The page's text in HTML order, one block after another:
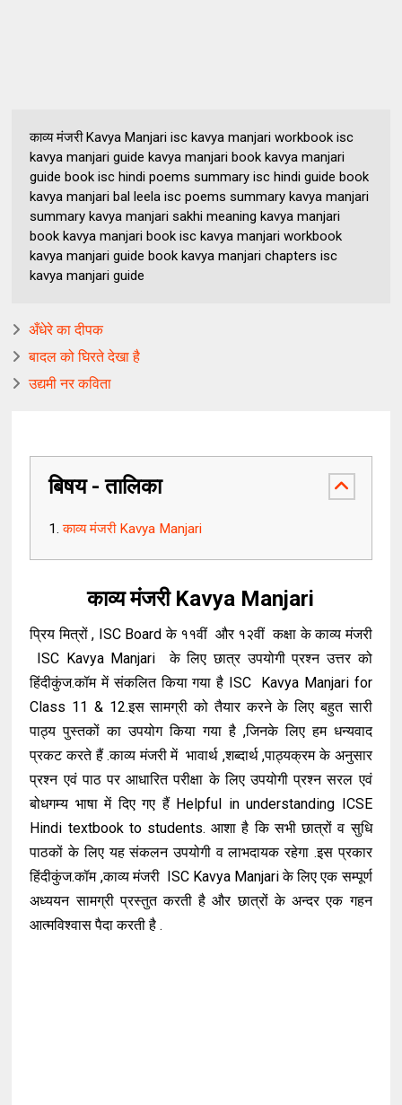
काव्य मंजरी Kavya Manjari isc kavya manjari workbook isc
kavya manjari guide kavya manjari book kavya manjari
guide book isc hindi poems summary isc hindi guide book
kavya manjari bal leela isc poems summary kavya manjari
summary kavya manjari sakhi meaning kavya manjari
book kavya manjari book isc kavya manjari workbook
kavya manjari guide book kavya manjari chapters isc
kavya manjari guide
अँधेरे का दीपक
बादल को घिरते देखा है
उद्यमी नर कविता
बिषय - तालिका
काव्य मंजरी Kavya Manjari
काव्य मंजरी Kavya Manjari
प्रिय मित्रों , ISC Board के ११वीं और १२वीं कक्षा के काव्य मंजरी
ISC Kavya Manjari के लिए छात्र उपयोगी प्रश्न उत्तर को
हिंदीकुंज.कॉम में संकलित किया गया है ISC Kavya Manjari for
Class 11 & 12.इस सामग्री को तैयार करने के लिए बहुत सारी
पाठ्य पुस्तकों का उपयोग किया गया है ,जिनके लिए हम धन्यवाद
प्रकट करते हैं .काव्य मंजरी में भावार्थ ,शब्दार्थ ,पाठ्यक्रम के अनुसार
प्रश्न एवं पाठ पर आधारित परीक्षा के लिए उपयोगी प्रश्न सरल एवं
बोधगम्य भाषा में दिए गए हैं Helpful in understanding ICSE
Hindi textbook to students. आशा है कि सभी छात्रों व सुधि
पाठकों के लिए यह संकलन उपयोगी व लाभदायक रहेगा .इस प्रकार
हिंदीकुंज.कॉम ,काव्य मंजरी ISC Kavya Manjari के लिए एक सम्पूर्ण
अध्ययन सामग्री प्रस्तुत करती है और छात्रों के अन्दर एक गहन
आत्मविश्वास पैदा करती है .